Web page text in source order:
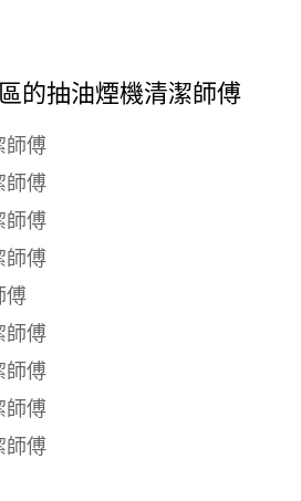
的抽油煙機清潔師傅
師傅
師傅
師傅
師傅
傅
師傅
師傅
師傅
師傅